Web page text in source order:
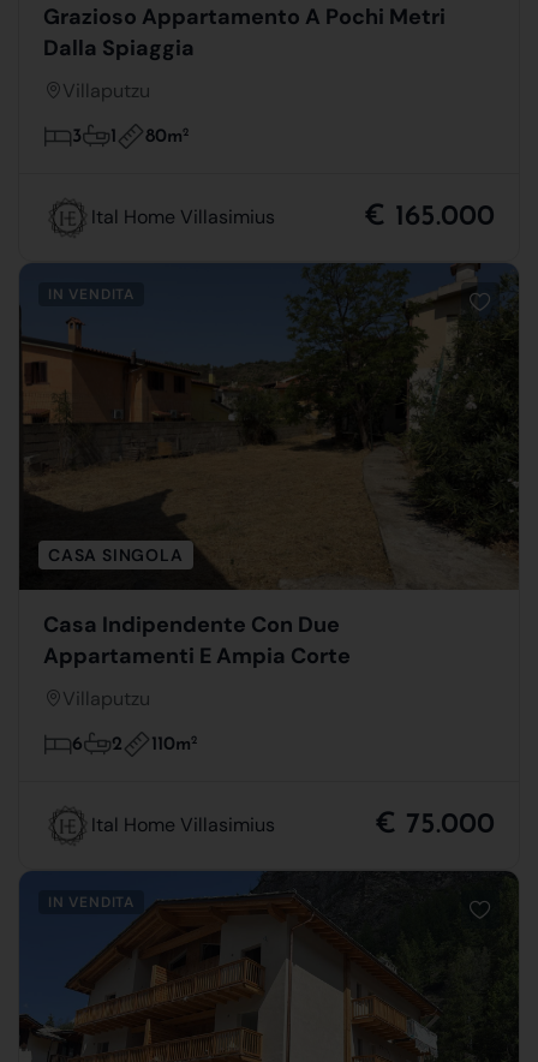
Grazioso Appartamento A Pochi Metri
Dalla Spiaggia
Villaputzu
3 1 80m2
Ital Home Villasimius € 165.000
IN VENDITA
CASA SINGOLA
Casa Indipendente Con Due
Appartamenti E Ampia Corte
Villaputzu
6 2 110m2
Ital Home Villasimius € 75.000
IN VENDITA